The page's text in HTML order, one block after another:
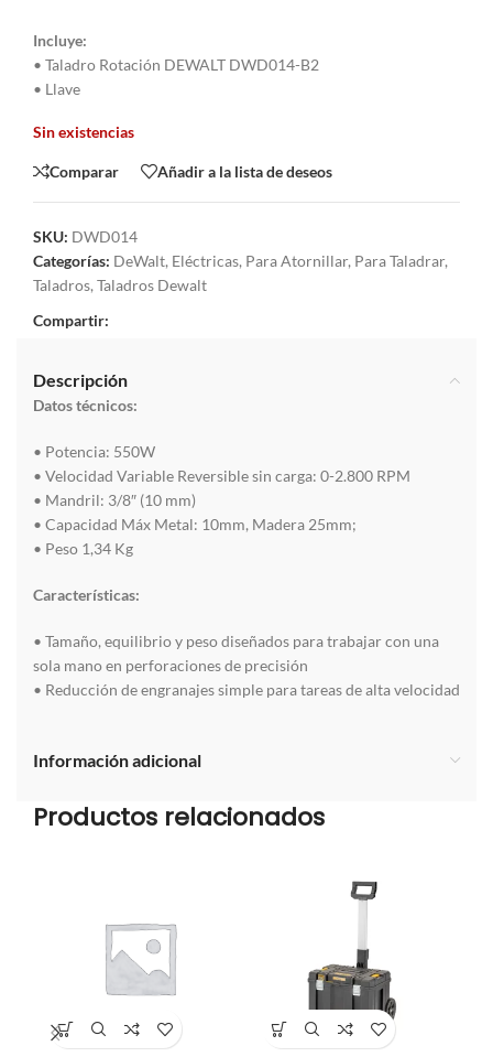
Incluye:
• Taladro Rotación DEWALT DWD014-B2
• Llave
Sin existencias
Comparar Añadir a la lista de deseos
SKU: DWD014
Categorías: DeWalt, Eléctricas, Para Atornillar, Para Taladrar,
Taladros, Taladros Dewalt
Compartir:
Descripción
Datos técnicos:
• Potencia: 550W
• Velocidad Variable Reversible sin carga: 0-2.800 RPM
• Mandril: 3/8″ (10 mm)
• Capacidad Máx Metal: 10mm, Madera 25mm;
• Peso 1,34 Kg
Características:
• Tamaño, equilibrio y peso diseñados para trabajar con una
sola mano en perforaciones de precisión
• Reducción de engranajes simple para tareas de alta velocidad
Información adicional
Productos relacionados